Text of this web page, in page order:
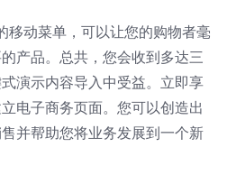
移动菜单，可以让您的购物者毫
产品。总共，您会收到多达三
演示内容导入中受益。立即享
电子商务页面。您可以创造出
并帮助您将业务发展到一个新